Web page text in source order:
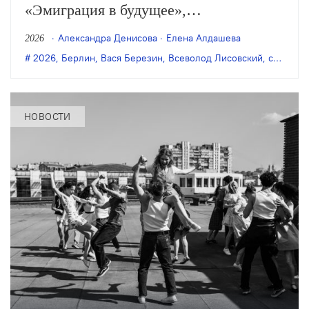
«Эмиграция в будущее»,
организованный художником Антоном
Польским и режиссёром Всеволодом
разноформатных событий:
перформансы, кинопоказы, лекции,
2026 Александра Денисова
Елена Алдашева
2026, Берлин, Вася Березин, Всеволод Лисовский, современное искусство
НОВОСТИ